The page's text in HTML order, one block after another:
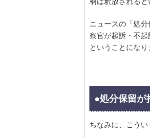
ニュースの「処
察官が起訴・不起
ということになり
●処分保留が
ちなみに、こう